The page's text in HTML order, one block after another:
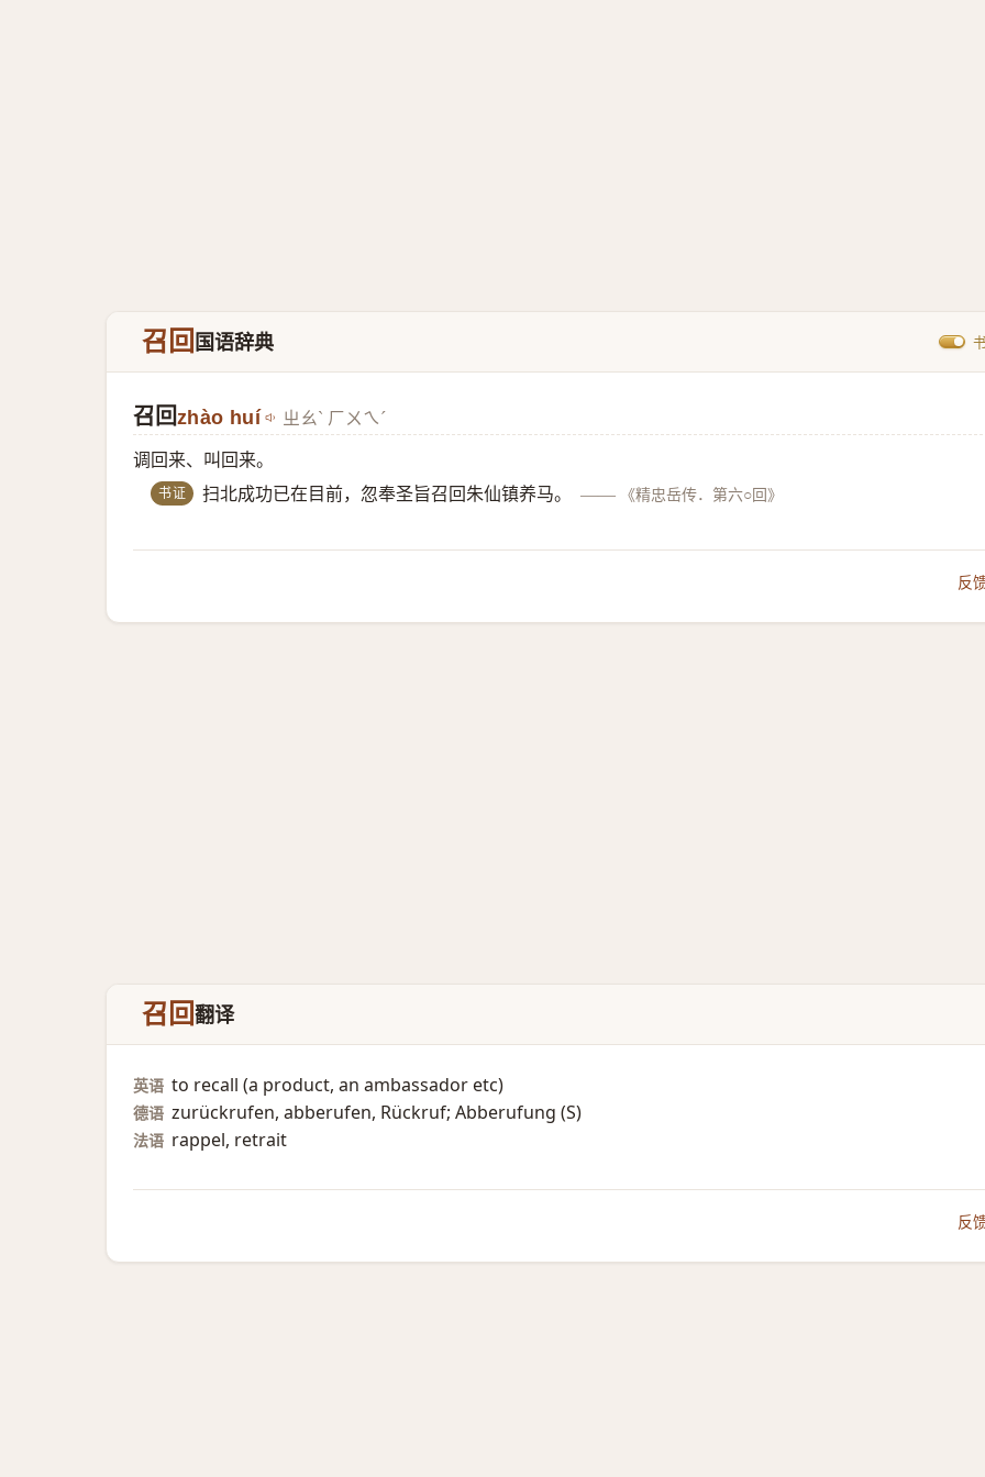
召回 国语辞典
召回zhào huí ㄓㄠˋ ㄏㄨㄟˊ
调回来、叫回来。
书证 扫北成功已在目前，忽奉圣旨召回朱仙镇养马。 —— 《精忠岳传．第六○回》
反
召回翻译
英语 to recall (a product, an ambassador etc)​
德语 zurückrufen, abberufen, Rückruf; Abberufung (S)​
法语 rappel, retrait
反